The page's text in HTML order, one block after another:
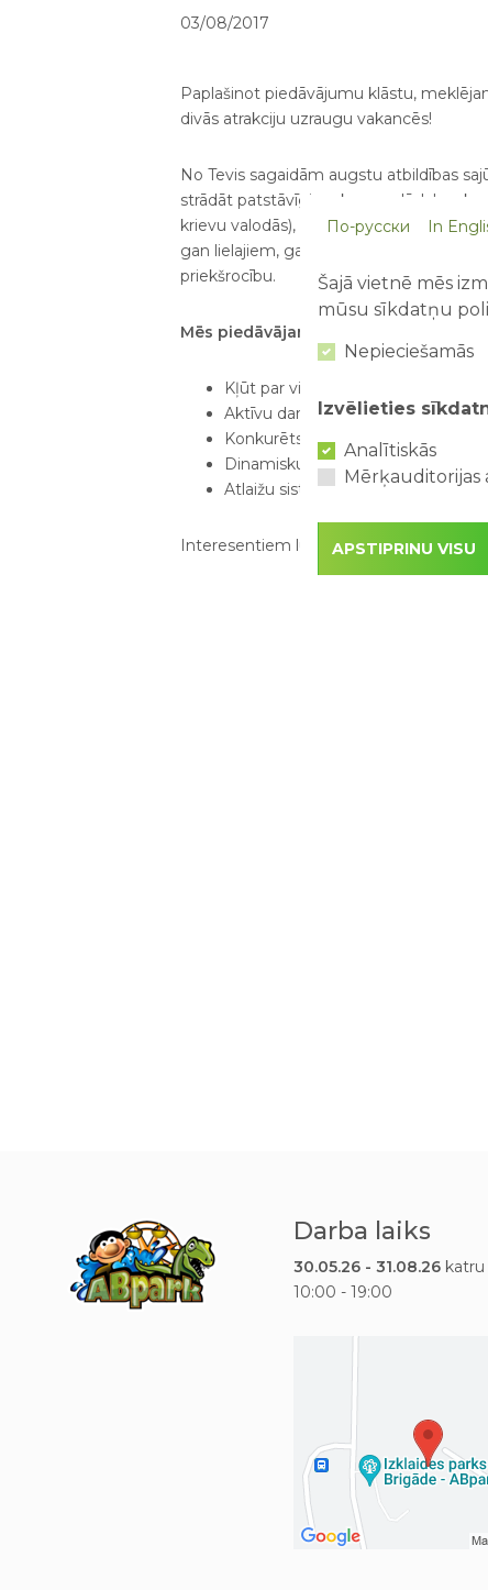
03/08/2017
Paplašinot piedāvājumu klāstu,
divās atrakciju uzraugu vakancēs!
No Tevis sagaidām augstu atbildības
strādāt patstāvīgi un komandā, labas
krievu valodās), laipnu un atsaucīgu
gan lielajiem, gan mazajiem. Iepriekšēja
priekšrocību.
Mēs piedāvājam:
Kļūt par vienu no mūsu lielās
Aktīvu darbu svaigā gaisā;
Konkurētspējīgu atalgojumu;
Dinamisku un izaicinājumiem
Atlaižu sistēmu izklaides parka
Interesentiem lūdzu sūtīt CV uz e-
Darba laiks
30.05.26 - 31.08.26
10:00 - 19:00
По-русски In
Šajā vietnē mēs
mūsu sīkdatņu
Nepieciešamās
Izvēlieties
Analītiskās
Mērķauditorijas
APSTIPRINU VISU